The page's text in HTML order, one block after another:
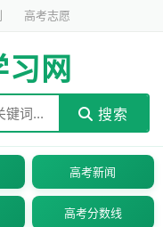
高考志愿
习网
搜索
高考新闻
高考分数线